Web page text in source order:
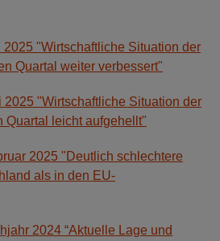
2025 "Wirtschaftliche Situation der
Quartal weiter verbessert"
2025 "Wirtschaftliche Situation der
Quartal leicht aufgehellt"
2025 "Deutlich schlechtere
als in den EU-
2024 “Aktuelle Lage und